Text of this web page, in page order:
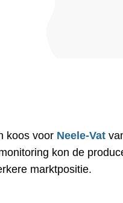
koos voor Neele-Vat
kon de
marktpositie.